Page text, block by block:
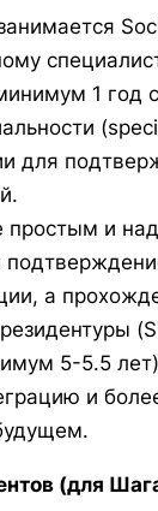
1 год
(
для
простым и
а
5-5.5
и
(для